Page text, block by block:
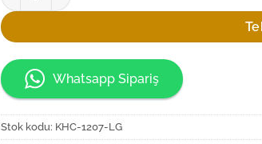
Whatsapp Sipariş
Stok kodu: KHC-1207-LG